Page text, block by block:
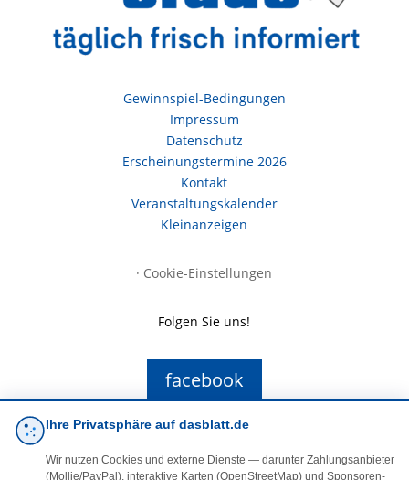
Gewinnspiel-Bedingungen
Impressum
Datenschutz
Erscheinungstermine 2026
Kontakt
Veranstaltungskalender
Kleinanzeigen
· Cookie-Einstellungen
Folgen Sie uns!
facebook
E-Mail
Ihre Privatsphäre auf dasblatt.de
Wir nutzen Cookies und externe Dienste — darunter Zahlungsanbieter
(Mollie/PayPal), interaktive Karten (OpenStreetMap) und Sponsoren-